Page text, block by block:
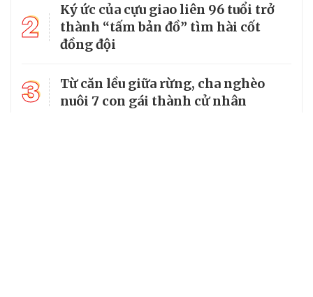
2
Ký ức của cựu giao liên 96 tuổi trở
thành “tấm bản đồ” tìm hài cốt
đồng đội
3
Từ căn lều giữa rừng, cha nghèo
nuôi 7 con gái thành cử nhân